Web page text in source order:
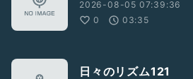
2026-08-05 07:39:36
0
03:35
日々のリズム121